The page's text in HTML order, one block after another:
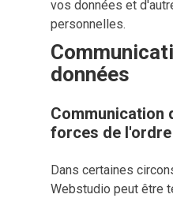
vos données et
personnelles.
données
Communication
forces de l'ordre
Dans certaines
Webstudio peut être